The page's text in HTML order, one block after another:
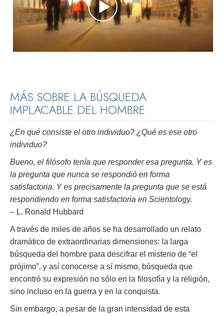
MÁS SOBRE LA BÚSQUEDA
IMPLACABLE DEL HOMBRE
¿En qué consiste el otro individuo? ¿Qué es ese otro
individuo?
Bueno, el filósofo tenía que responder esa pregunta. Y es
la pregunta que nunca se respondió en forma
satisfactoria. Y es precisamente la pregunta que se está
respondiendo en forma satisfactoria en Scientology.
– L. Ronald Hubbard
A través de miles de años se ha desarrollado un relato
dramático de extraordinarias dimensiones: la larga
búsqueda del hombre para descifrar el misterio de “el
prójimo”, y así conocerse a sí mismo, búsqueda que
encontró su expresión no sólo en la filosofía y la religión,
sino incluso en la guerra y en la conquista.
Sin embargo, a pesar de la gran intensidad de esta